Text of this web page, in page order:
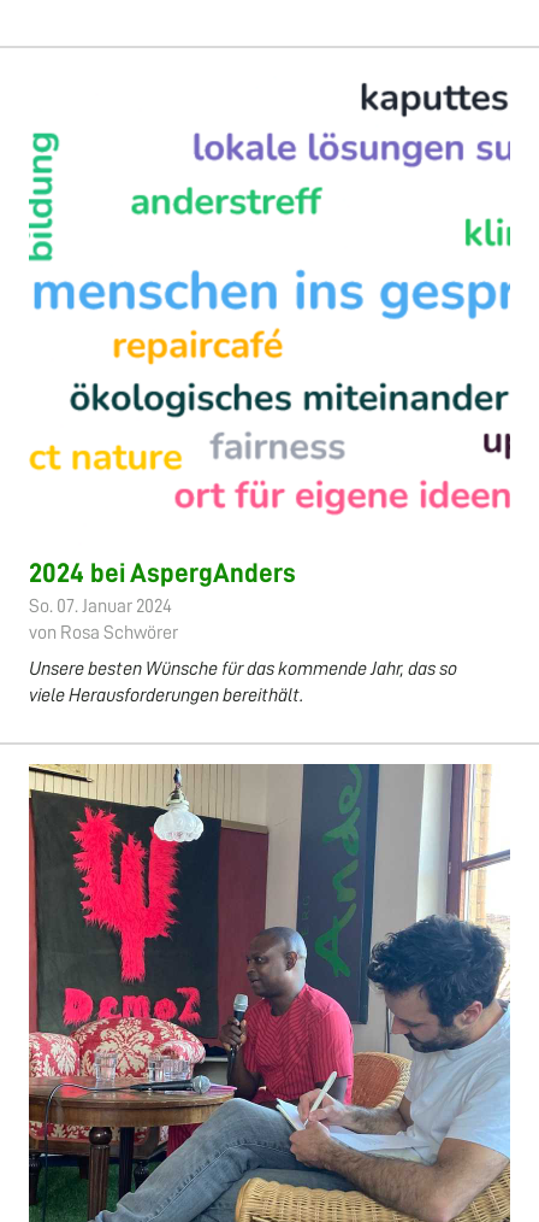
2024 bei AspergAnders
So. 07. Januar 2024
von Rosa Schwörer
Unsere besten Wünsche für das kommende Jahr, das so
viele Herausforderungen bereithält.